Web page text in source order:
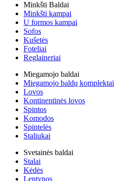
Minkšti Baldai
Minkšti kampai
U formos kampai
Sofos
Kušetės
Foteliai
Reglaineriai
Miegamojo baldai
Miegamojo baldų komplektai
Lovos
Kontinentinės lovos
Spintos
Komodos
Spintelės
Staliukai
Svetainės baldai
Stalai
Kėdės
Lentynos